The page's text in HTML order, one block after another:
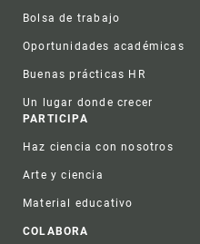
Bolsa de trabajo
Oportunidades académicas
Buenas prácticas HR
Un lugar donde crecer
PARTICIPA
Haz ciencia con nosotros
Arte y ciencia
Material educativo
COLABORA